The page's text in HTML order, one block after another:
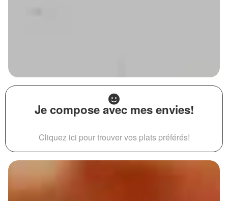
Je compose avec mes envies!
Cliquez ici pour trouver vos plats préférés!